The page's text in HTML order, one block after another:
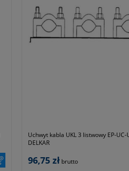
- średnica otworu na przewód 4,6mm²
- wysokość 12,2mm
- długość 120mm
- napięcie znamionowe 450V
- waga kpl ~ 260g
Uchwyt kabla UKL 3 listwowy EP-UC-
DELKAR
96,75 zł brutto